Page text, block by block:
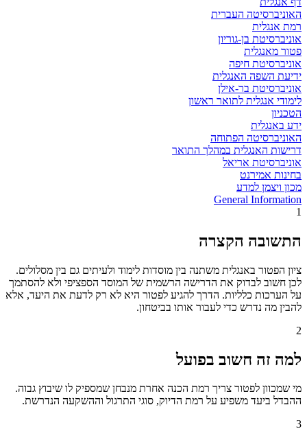
האוניברסיטה העברית
רמת אנגלית
אוניברסיטת בן-גוריון
פטור מאנגלית
אוניברסיטת חיפה
ידיעת השפה האנגלית
אוניברסיטת בר-אילן
לימודי אנגלית לתואר ראשון
הטכניון
ידע באנגלית
האוניברסיטה הפתוחה
דרישות האנגלית במהלך התואר
אוניברסיטת אריאל
בחינות אמירנט
מכון ויצמן למדע
General Information
1
התשובה הקצרה
ציון הפטור באנגלית משתנה בין מוסדות לימוד ולעיתים גם בין מסלולים.
לכן חשוב לבדוק את הדרישה הרשמית של המוסד הספציפי ולא להסתמך
על הערכות כלליות. הדרך להגיע לפטור היא לא רק לדעת את היעד, אלא
להבין מה נדרש כדי לעבור אותו בביטחון.
2
למה זה חשוב בפועל
מי שמכוון לפטור צריך רמת הכנה אחרת מנבחן שמספיק לו שיבוץ גבוה.
ההבדל ביעד משפיע על רמת הדיוק, סוגי התרגול וההשקעה הנדרשת.
3